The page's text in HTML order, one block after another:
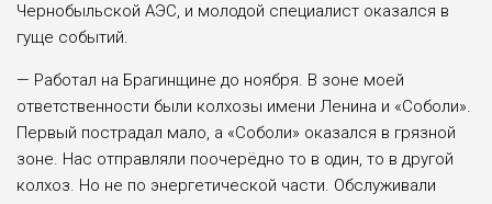
Чернобыльской АЭС, и молодой специалист оказался в
гуще событий.
— Работал на Брагинщине до ноября. В зоне моей
ответственности были колхозы имени Ленина и «Соболи».
Первый пострадал мало, а «Соболи» оказался в грязной
зоне. Нас отправляли поочерёдно то в один, то в другой
колхоз. Но не по энергетической части. Обслуживали